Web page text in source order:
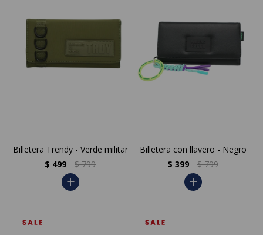
Billetera Trendy - Verde militar
$ 499 $ 799
add
Billetera con llavero - Negro
$ 399 $ 799
add